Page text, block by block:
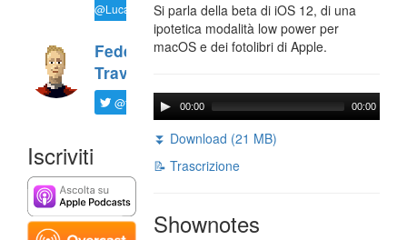
@LucaTNT
Federico
Travaini
@ftrava
Iscriviti
Si parla della beta di iOS 12, di una
ipotetica modalità low power per
macOS e dei fotolibri di Apple.
00:00 00:00
⏬ Download (21 MB)
📝 Trascrizione
Shownotes